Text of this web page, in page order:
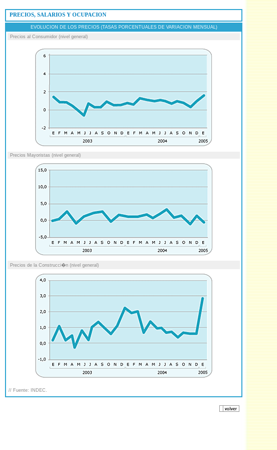
 PRECIOS, SALARIOS Y OCUPACION
EVOLUCION DE LOS PRECIOS (TASAS PORCENTUALES DE VARIACION MENSUAL)
Precios al Consumidor (nivel general)
Precios Mayoristas (nivel general)
Precios de la Construcci�n (nivel general)
// Fuente: INDEC.